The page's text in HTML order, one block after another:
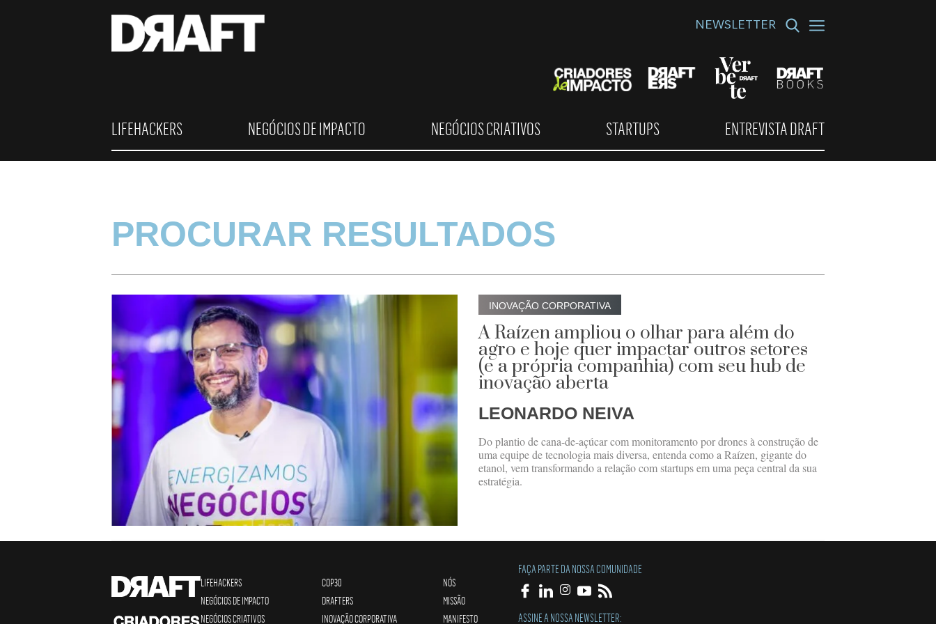
NEWSLETTER
LIFEHACKERS NEGÓCIOS DE IMPACTO NEGÓCIOS CRIATIVOS STARTUPS ENTREVISTA DRAFT
PROCURAR RESULTADOS
INOVAÇÃO CORPORATIVA
A Raízen ampliou o olhar para além do
agro e hoje quer impactar outros setores
(e a própria companhia) com seu hub de
inovação aberta
LEONARDO NEIVA
Do plantio de cana-de-açúcar com monitoramento por drones à construção de
uma equipe de tecnologia mais diversa, entenda como a Raízen, gigante do
etanol, vem transformando a relação com startups em uma peça central da sua
estratégia.
LIFEHACKERS
NEGÓCIOS DE IMPACTO
NEGÓCIOS CRIATIVOS
COP30
DRAFTERS
INOVAÇÃO CORPORATIVA
NÓS
MISSÃO
MANIFESTO
FAÇA PARTE DA NOSSA COMUNIDADE
ASSINE A NOSSA NEWSLETTER: